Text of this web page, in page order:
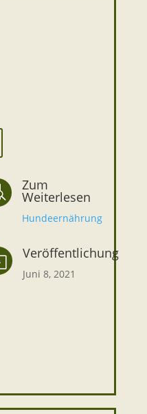
Zum
Weiterlesen
Hundeernährung
Veröffentlichung
Juni 8, 2021